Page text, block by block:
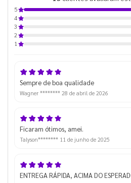
5
4
3
2
1
Sempre de boa qualidade
Wagner ******** 28 de abril de 2026
Ficaram ótimos, amei.
Talyson******** 11 de junho de 2025
ENTREGA RÁPIDA, ACIMA DO